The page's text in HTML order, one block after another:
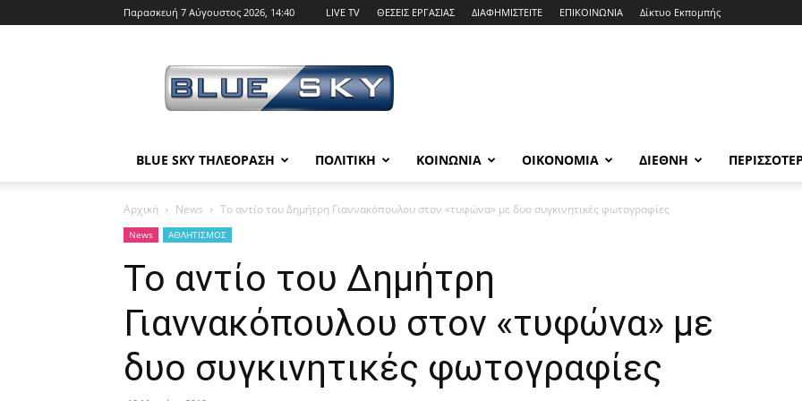
Παρασκευή 7 Αύγουστος 2026, 14:40 LIVE TV ΘΕΣΕΙΣ ΕΡΓΑΣΙΑΣ ΔΙΑΦΗΜΙΣΤΕΙΤΕ ΕΠΙΚΟΙΝΩΝΙΑ Δίκτυο Εκπομπής
SKY
BLUE SKY ΤΗΛΕΟΡΑΣΗ ΠΟΛΙΤΙΚΗ ΚΟΙΝΩΝΙΑ ΟΙΚΟΝΟΜΙΑ ΔΙΕΘΝΗ
Αρχική News Το αντίο του Δημήτρη Γιαννακόπουλου στον «τυφώνα» με δυο συγκινητικές φωτογραφίες
News ΑΘΛΗΤΙΣΜΟΣ
Το αντίο του Δημήτρη
Γιαννακόπουλου στον «τυφώνα» με
δυο συγκινητικές φωτογραφίες